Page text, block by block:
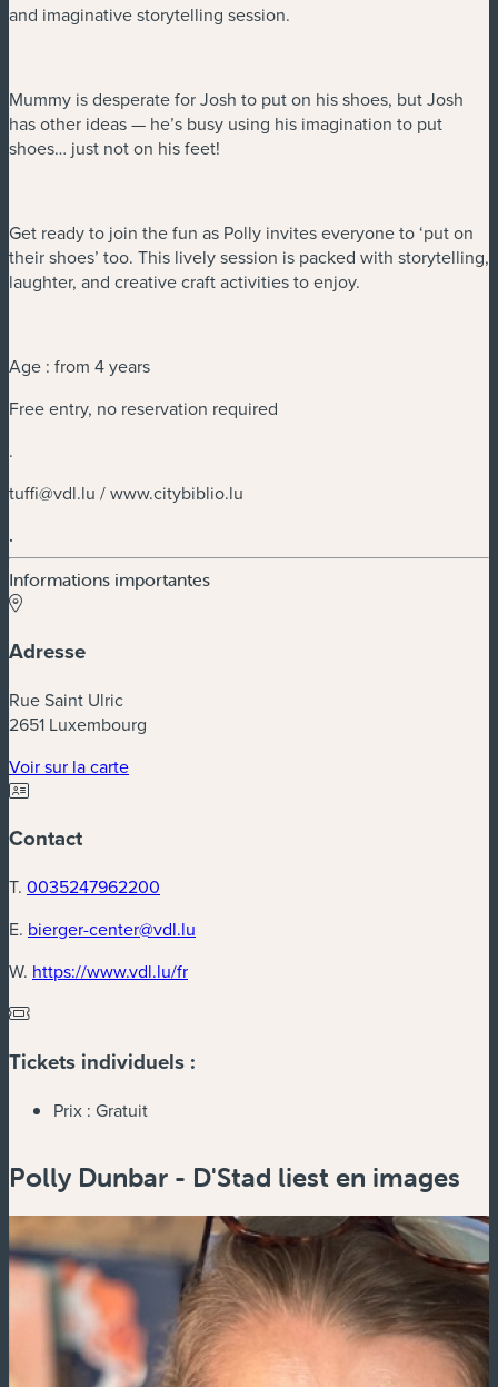
and imaginative storytelling session.
Mummy is desperate for Josh to put on his shoes, but Josh
has other ideas — he’s busy using his imagination to put
shoes… just not on his feet!
Get ready to join the fun as Polly invites everyone to ‘put on
their shoes’ too. This lively session is packed with storytelling,
laughter, and creative craft activities to enjoy.
Age : from 4 years
Free entry, no reservation required
.
tuffi@vdl.lu / www.citybiblio.lu
.
Informations importantes
Adresse
Rue Saint Ulric
2651 Luxembourg
Voir sur la carte(nouvelle fenêtre)
Contact
T. 0035247962200
E. bierger-center@vdl.lu
W. https://www.vdl.lu/fr(nouvelle fenêtre)
Tickets individuels :
Prix : Gratuit
Polly Dunbar - D'Stad liest en images